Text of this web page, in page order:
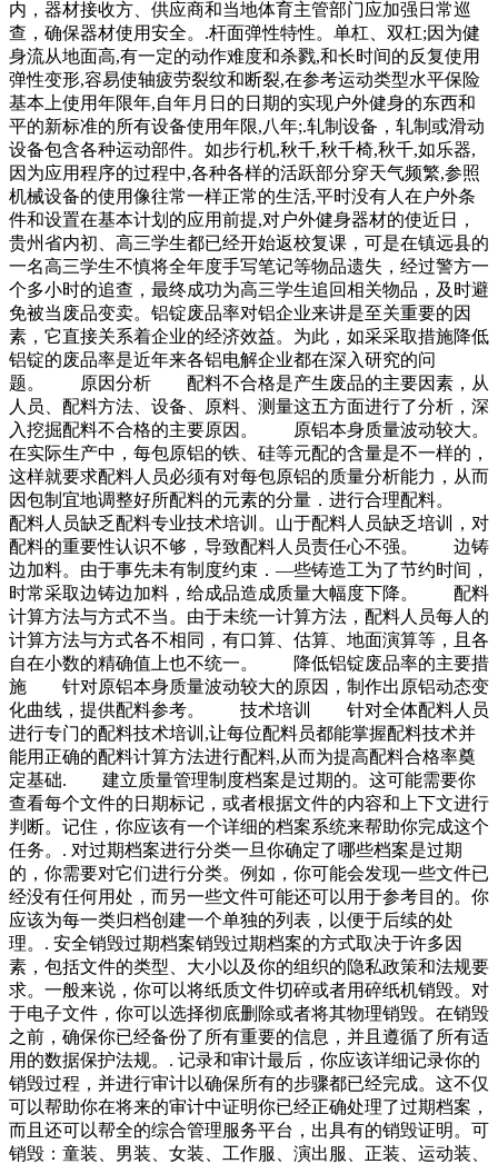
内，器材接收方、供应商和当地体育主管部门应加强日常巡
查，确保器材使用安全。.杆面弹性特性。单杠、双杠;因为健
身流从地面高,有一定的动作难度和杀戮,和长时间的反复使用
弹性变形,容易使轴疲劳裂纹和断裂,在参考运动类型水平保险
基本上使用年限年,自年月日的日期的实现户外健身的东西和
平的新标准的所有设备使用年限,八年;.轧制设备，轧制或滑动
设备包含各种运动部件。如步行机,秋千,秋千椅,秋千,如乐器,
因为应用程序的过程中,各种各样的活跃部分穿天气频繁,参照
机械设备的使用像往常一样正常的生活,平时没有人在户外条
件和设置在基本计划的应用前提,对户外健身器材的使近日，
贵州省内初、高三学生都已经开始返校复课，可是在镇远县的
一名高三学生不慎将全年度手写笔记等物品遗失，经过警方一
个多小时的追查，最终成功为高三学生追回相关物品，及时避
免被当废品变卖。铝锭废品率对铝企业来讲是至关重要的因
素，它直接关系着企业的经济效益。为此，如采采取措施降低
铝锭的废品率是近年来各铝电解企业都在深入研究的问
题。 原因分析 配料不合格是产生废品的主要因素，从
人员、配料方法、设备、原料、测量这五方面进行了分析，深
入挖掘配料不合格的主要原因。 原铝本身质量波动较大。
在实际生产中，每包原铝的铁、硅等元配的含量是不一样的，
这样就要求配料人员必须有对每包原铝的质量分析能力，从而
因包制宜地调整好所配料的元素的分量．进行合理配料。
配料人员缺乏配料专业技术培训。山于配料人员缺乏培训，对
配料的重要性认识不够，导致配料人员责任心不强。 边铸
边加料。由于事先未有制度约束．—些铸造工为了节约时间，
时常采取边铸边加料，给成品造成质量大幅度下降。 配料
计算方法与方式不当。由于未统一计算方法，配料人员每人的
计算方法与方式各不相同，有口算、估算、地面演算等，且各
自在小数的精确值上也不统一。 降低铝锭废品率的主要措
施 针对原铝本身质量波动较大的原因，制作出原铝动态变
化曲线，提供配料参考。 技术培训 针对全体配料人员
进行专门的配料技术培训,让每位配料员都能掌握配料技术并
能用正确的配料计算方法进行配料,从而为提高配料合格率奠
定基础. 建立质量管理制度档案是过期的。这可能需要你
查看每个文件的日期标记，或者根据文件的内容和上下文进行
判断。记住，你应该有一个详细的档案系统来帮助你完成这个
任务。. 对过期档案进行分类一旦你确定了哪些档案是过期
的，你需要对它们进行分类。例如，你可能会发现一些文件已
经没有任何用处，而另一些文件可能还可以用于参考目的。你
应该为每一类归档创建一个单独的列表，以便于后续的处
理。. 安全销毁过期档案销毁过期档案的方式取决于许多因
素，包括文件的类型、大小以及你的组织的隐私政策和法规要
求。一般来说，你可以将纸质文件切碎或者用碎纸机销毁。对
于电子文件，你可以选择彻底删除或者将其物理销毁。在销毁
之前，确保你已经备份了所有重要的信息，并且遵循了所有适
用的数据保护法规。. 记录和审计最后，你应该详细记录你的
销毁过程，并进行审计以确保所有的步骤都已经完成。这不仅
可以帮助你在将来的审计中证明你已经正确处理了过期档案，
而且还可以帮全的综合管理服务平台，出具有的销毁证明。可
销毁：童装、男装、女装、工作服、演出服、正装、运动装、